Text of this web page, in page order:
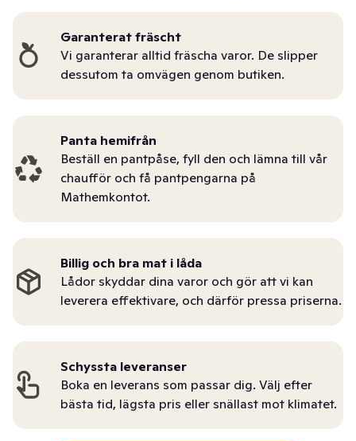
Garanterat fräscht
Vi garanterar alltid fräscha varor. De slipper
dessutom ta omvägen genom butiken.
Panta hemifrån
Beställ en pantpåse, fyll den och lämna till vår
chaufför och få pantpengarna på
Mathemkontot.
Billig och bra mat i låda
Lådor skyddar dina varor och gör att vi kan
leverera effektivare, och därför pressa priserna.
Schyssta leveranser
Boka en leverans som passar dig. Välj efter
bästa tid, lägsta pris eller snällast mot klimatet.